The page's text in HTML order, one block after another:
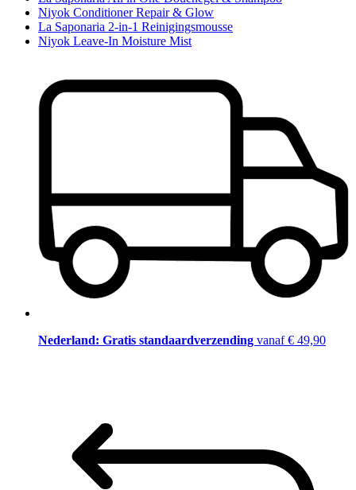
Niyok Conditioner Repair & Glow
La Saponaria 2-in-1 Reinigingsmousse
Niyok Leave-In Moisture Mist
Nederland: Gratis standaardverzending vanaf € 49,90